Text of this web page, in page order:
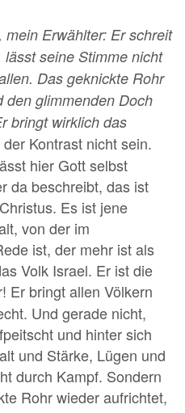
Erwählter: Er schreit
seine Stimme nicht
Das geknickte Rohr
den glimmenden Doch
bringt wirklich das
Kontrast nicht sein.
hier Gott selbst
da beschreibt, das ist
Es ist jene
von der im
ist, der mehr ist als
Volk Israel. Er ist die
Er bringt allen Völkern
Und gerade nicht,
und hinter sich
und Stärke, Lügen und
durch Kampf. Sondern
Rohr wieder aufrichtet,